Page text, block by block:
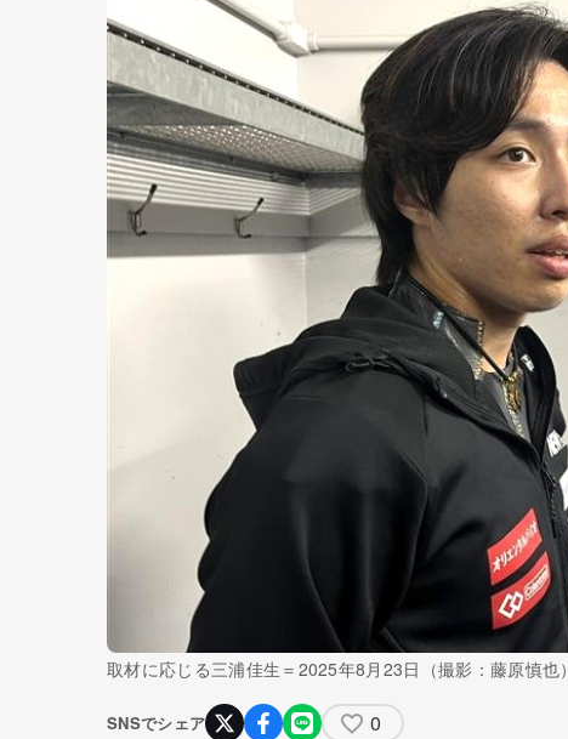
取材に応じる三浦佳生＝2025年8月23日（撮影：藤原慎也）
SNSでシェア 0